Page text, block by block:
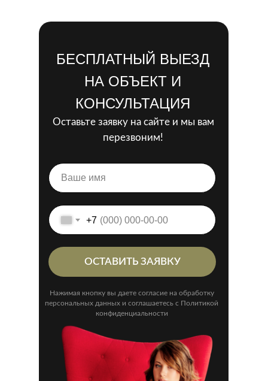
БЕСПЛАТНЫЙ ВЫЕЗД
НА ОБЪЕКТ И
КОНСУЛЬТАЦИЯ
Оставьте заявку на сайте и мы вам
перезвоним!
+7
ОСТАВИТЬ ЗАЯВКУ
Нажимая кнопку вы даете согласие на обработку
персональных данных и соглашаетесь с Политикой
конфиденциальности